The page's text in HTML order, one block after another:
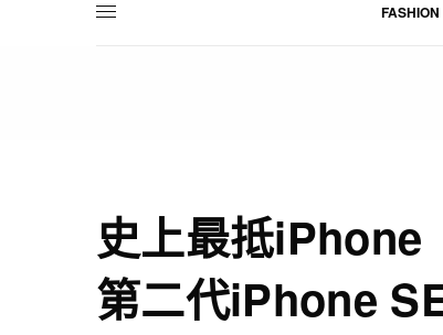
FASHION
史上最抵iPhone
第二代iPhone